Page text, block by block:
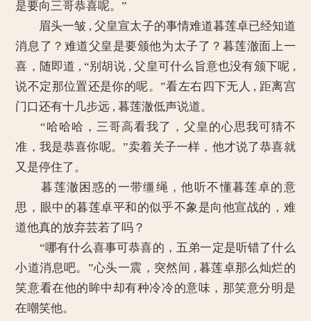
是要向三哥恭喜呢。”
眉头一皱 , 父皇宣太子的事情难道暮莲卓已经知道
消息了？难道父皇是要颁他为太子了？暮莲澈面上一
喜，随即道 , “别胡说 , 父皇可什么旨意也没有颁下呢 ,
说不定那位置还是你的呢。”看左右四下无人 , 距离宫
门口还有十几步远 , 暮莲澈低声说道。
“哈哈哈，三哥高看我了，父皇的心思我可猜不
准，我是恭喜你呢。”卖着关子一样，他才说了恭喜就
又是停住了。
暮莲澈困惑的一带缰绳，他听不懂暮莲卓的意
思，眼中的暮莲卓平和的似乎不象是向他宣战的，难
道他真的放弃芸若了吗？
“哪有什么喜事可恭喜的，五弟一定是听错了什么
小道消息吧。”心头一震，突然间 , 暮莲卓那么灿烂的
笑意看在他的眸中却有种冷冷的意味，那笑意分明是
在嘲笑他。